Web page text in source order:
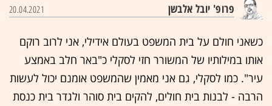
פרופ' יובל אלבשן 20.04.2021
כשאני חולם על בית המשפט בעולם אידילי, אני לרוב רוקם
אותו במילותיו של המשורר חזי לסקלי כ"באר חלב באמצע
עיר". כמו לסקלי, גם אני מאמין שהמשפט אומנם יכול לעשות
הרבה - לבנות בית חולים, להקים בית סוהר ולגדר בית כנסת